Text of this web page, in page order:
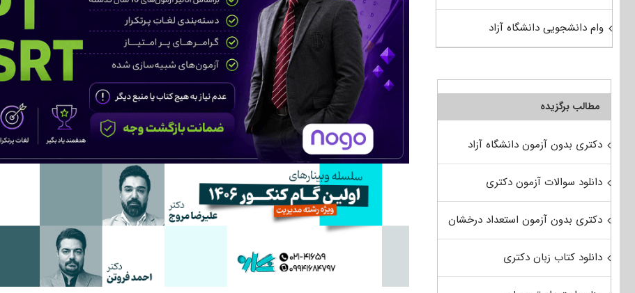
وام دانشجویی دانشگاه آزاد
مطالب برگزیده
دکتری بدون آزمون دانشگاه آزاد
دانلود سوالات آزمون دکتری
دکتری بدون آزمون استعداد درخشان
دانلود کتاب زبان دکتری